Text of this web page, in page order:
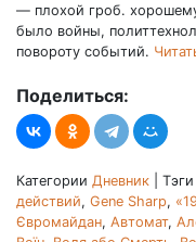
— плохой гроб.
было войны,
повороту событий.
Поделиться:
Категории Дневник Тэги
действий, Gene Sharp,
Євромайдан, Автомат,